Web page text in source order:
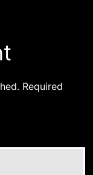
Required